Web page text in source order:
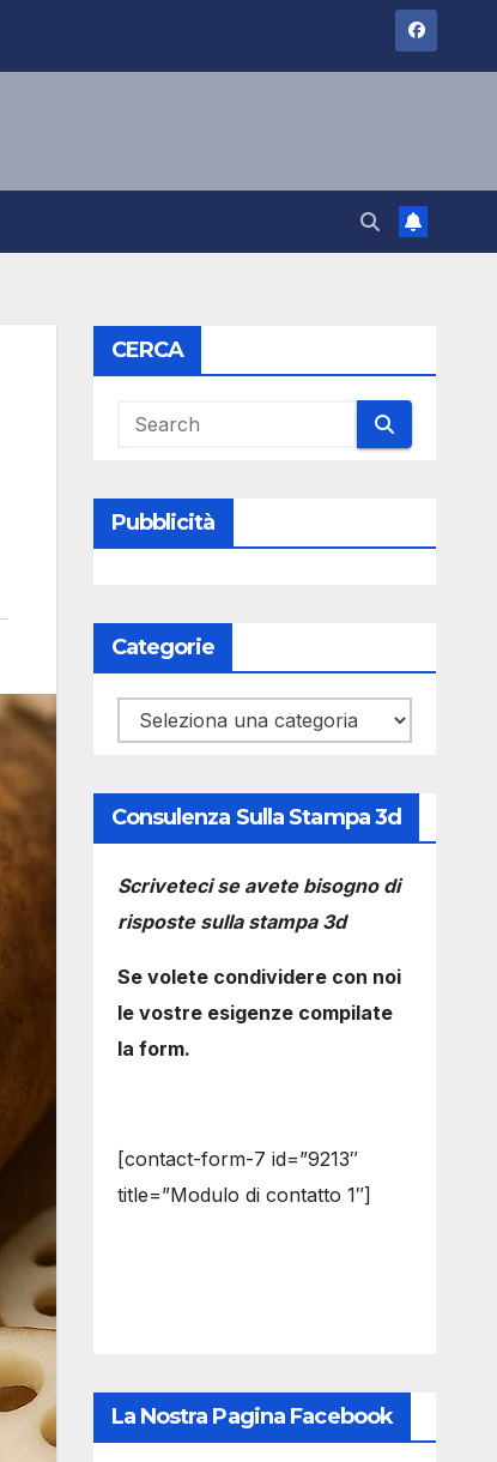
CERCA
Pubblicità
Categorie
Categorie
Consulenza Sulla Stampa 3d
Scriveteci se avete bisogno di
risposte sulla stampa 3d
Se volete condividere con noi
le vostre esigenze compilate
la form.
[contact-form-7 id=”9213″
title=”Modulo di contatto 1″]
La Nostra Pagina Facebook